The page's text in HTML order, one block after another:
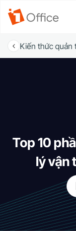
Kiến thức quản
Top 10
lý vận